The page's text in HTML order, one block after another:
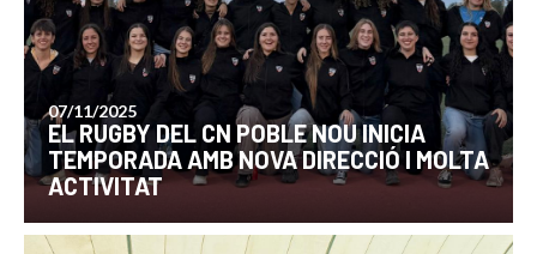
07/11/2025
EL RUGBY DEL CN POBLE NOU INICIA
TEMPORADA AMB NOVA DIRECCIÓ I MOLTA
ACTIVITAT